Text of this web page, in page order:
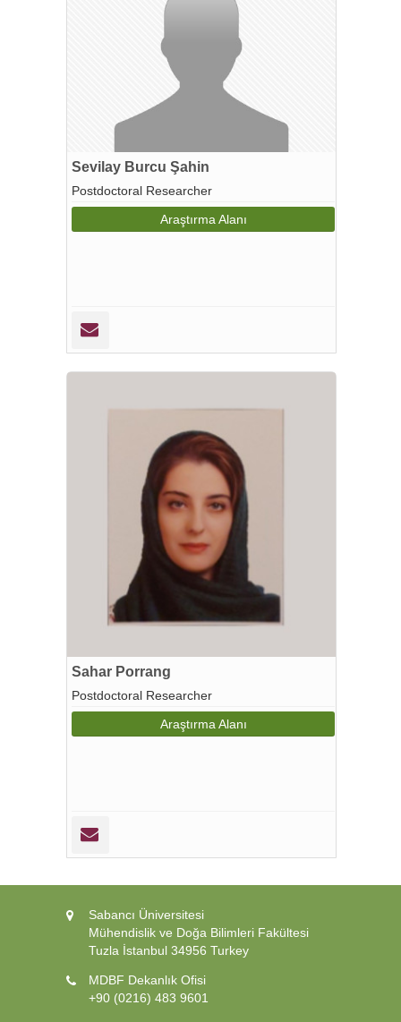
Sevilay Burcu Şahin
Postdoctoral Researcher
Araştırma Alanı
Sahar Porrang
Postdoctoral Researcher
Araştırma Alanı
Sabancı Üniversitesi
Mühendislik ve Doğa Bilimleri Fakültesi
Tuzla İstanbul 34956 Turkey
MDBF Dekanlık Ofisi
+90 (0216) 483 9601